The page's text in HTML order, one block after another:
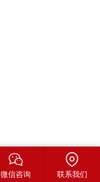
微信咨询 联系我们